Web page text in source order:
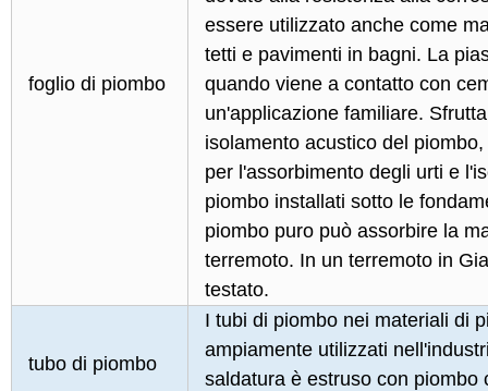
foglio di piombo
essere utilizzato anche come
tetti e pavimenti in bagni. La
quando viene a contatto con
un'applicazione familiare.
isolamento acustico del
per l'assorbimento degli urti e
piombo installati sotto le
piombo puro può assorbire la
terremoto. In un terremoto in
testato.
tubo di piombo
I tubi di piombo nei materiali di
ampiamente utilizzati
saldatura è estruso con